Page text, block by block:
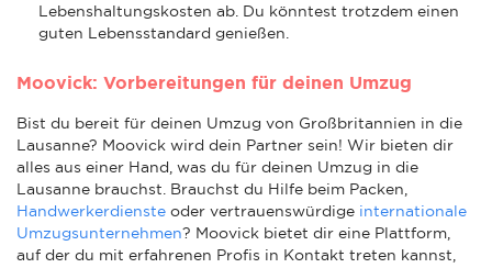
Lebenshaltungskosten ab. Du könntest trotzdem einen
guten Lebensstandard genießen.
Moovick: Vorbereitungen für deinen Umzug
Bist du bereit für deinen Umzug von Großbritannien in die
Lausanne? Moovick wird dein Partner sein! Wir bieten dir
alles aus einer Hand, was du für deinen Umzug in die
Lausanne brauchst. Brauchst du Hilfe beim Packen,
Handwerkerdienste oder vertrauenswürdige internationale
Umzugsunternehmen? Moovick bietet dir eine Plattform,
auf der du mit erfahrenen Profis in Kontakt treten kannst,